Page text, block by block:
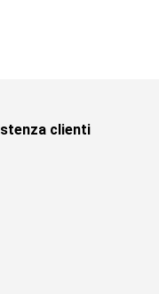
clienti